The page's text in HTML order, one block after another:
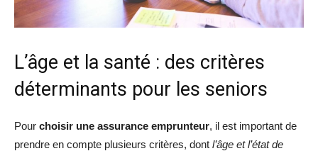
L’âge et la santé : des critères
déterminants pour les seniors
Pour choisir une assurance emprunteur, il est important de
prendre en compte plusieurs critères, dont l’âge et l’état de